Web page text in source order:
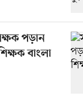
পড়ান
বাংলা